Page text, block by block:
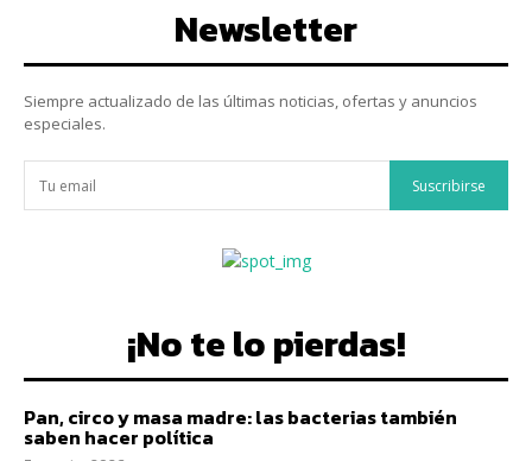
Newsletter
Siempre actualizado de las últimas noticias, ofertas y anuncios
especiales.
Suscribirse
¡No te lo pierdas!
Pan, circo y masa madre: las bacterias también
saben hacer política